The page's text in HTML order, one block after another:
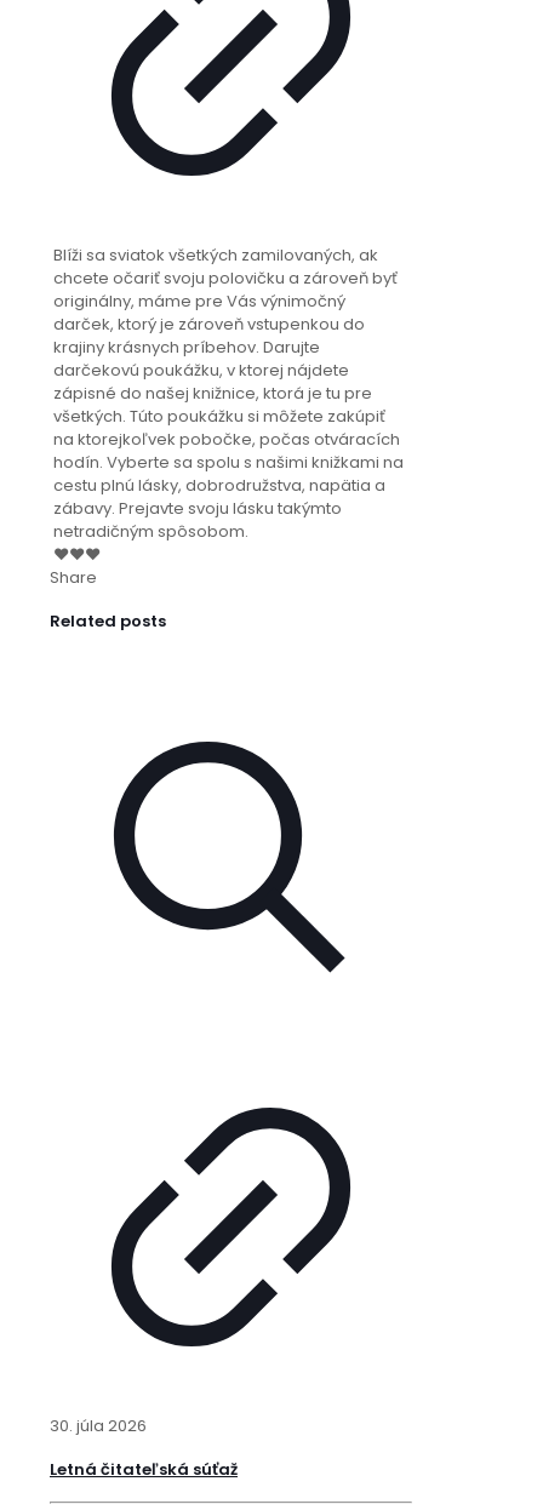
Blíži sa sviatok všetkých zamilovaných, ak
chcete očariť svoju polovičku a zároveň byť
originálny, máme pre Vás výnimočný
darček, ktorý je zároveň vstupenkou do
krajiny krásnych príbehov. Darujte
darčekovú poukážku, v ktorej nájdete
zápisné do našej knižnice, ktorá je tu pre
všetkých. Túto poukážku si môžete zakúpiť
na ktorejkoľvek pobočke, počas otváracích
hodín. Vyberte sa spolu s našimi knižkami na
cestu plnú lásky, dobrodružstva, napätia a
zábavy. Prejavte svoju lásku takýmto
netradičným spôsobom.
❤❤❤
Share
Related posts
30. júla 2026
Letná čitateľská súťaž